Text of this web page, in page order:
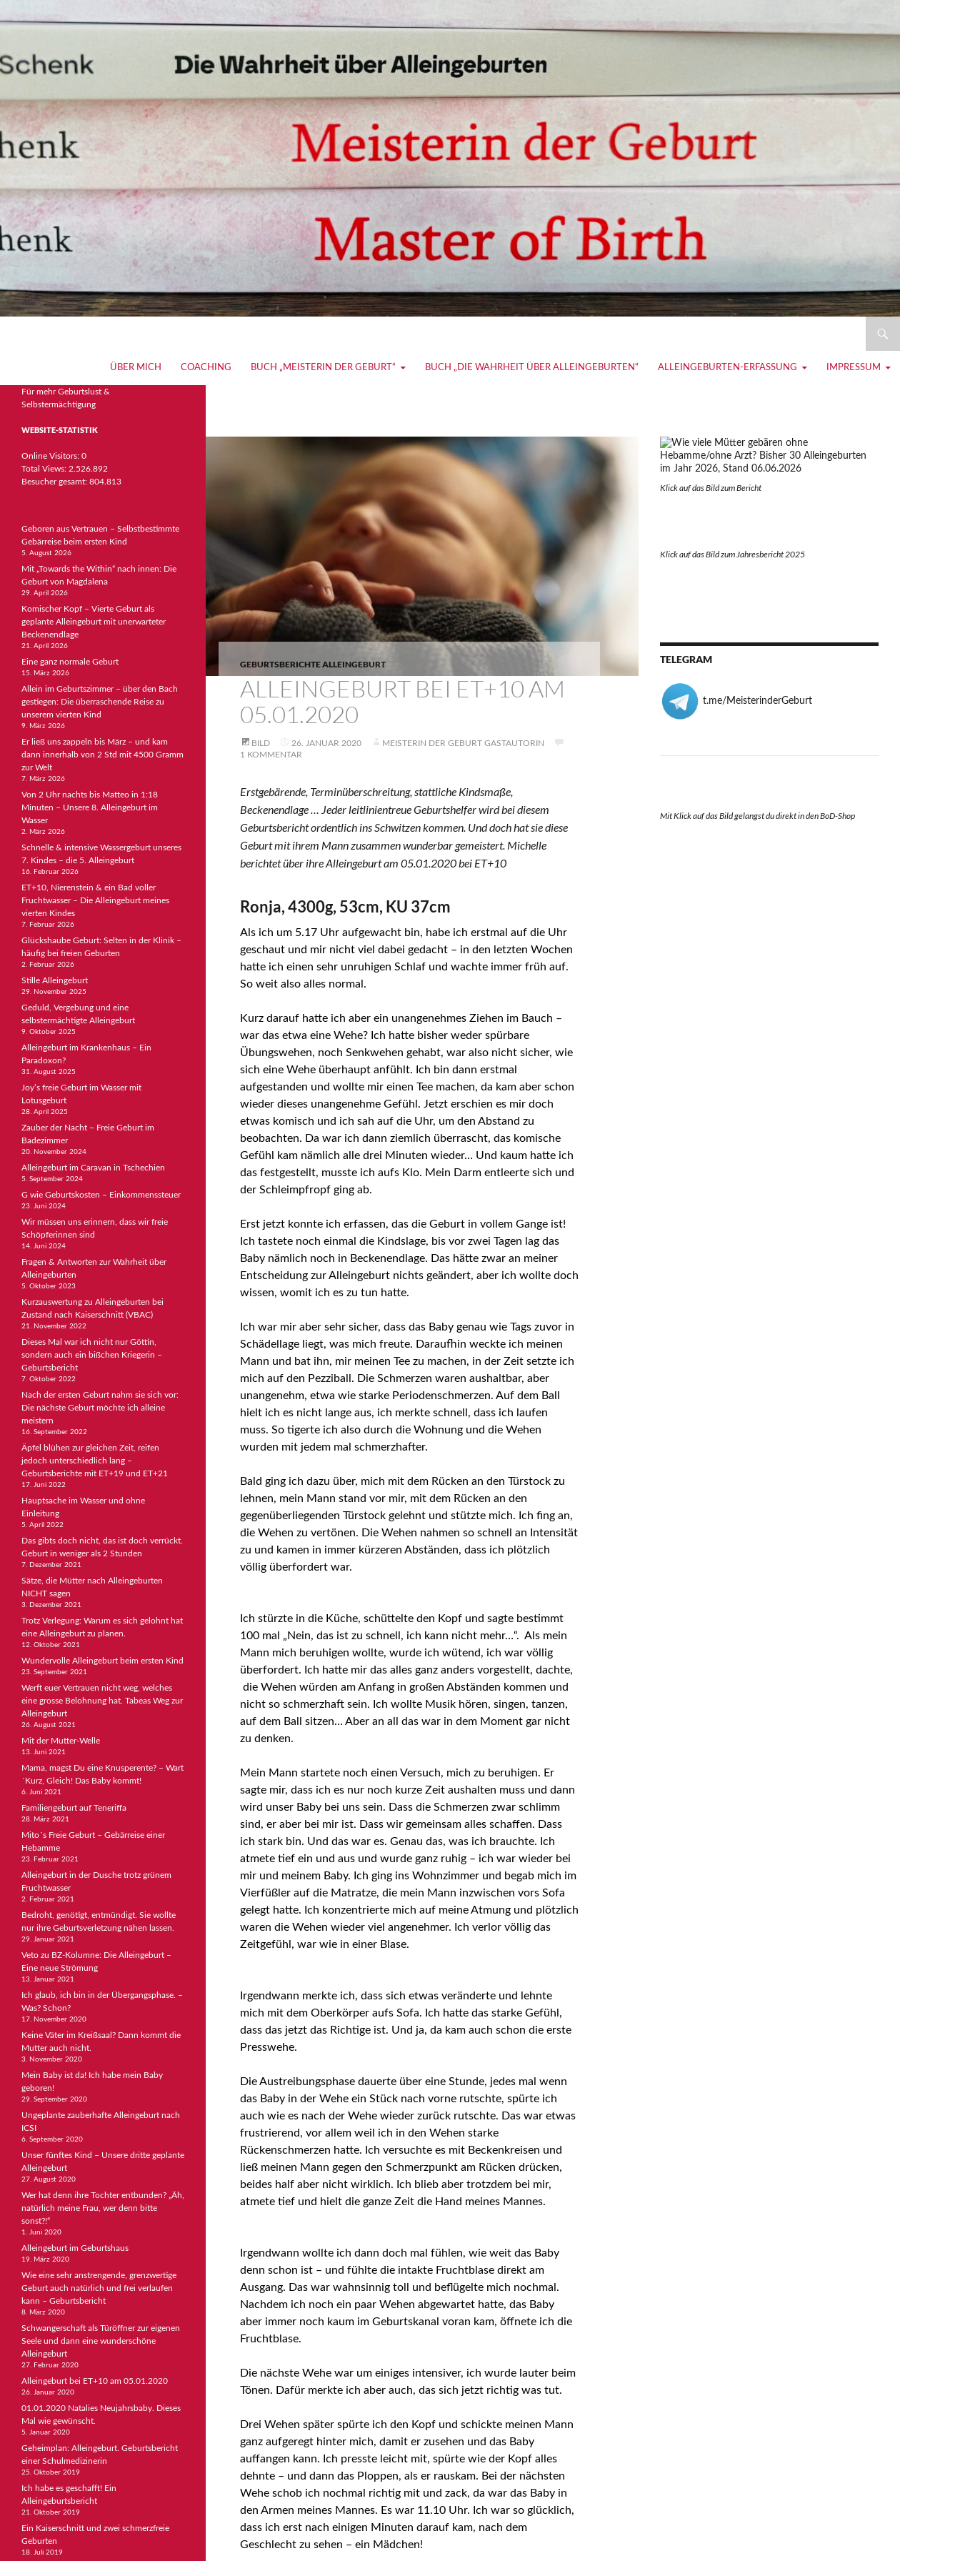
ÜBER MICH
COACHING BUCH „MEISTERIN DER GEBURT“ BUCH „DIE WAHRHEIT ÜBER ALLEINGEBURTEN“ ALLEINGEBURTEN-ERFASSUNG IMPRESSUM
GEBURTSBERICHTE ALLEINGEBURT
ALLEINGEBURT BEI ET+10 AM
05.01.2020
BILD 26. JANUAR 2020
MEISTERIN DER GEBURT GASTAUTORIN
1 KOMMENTAR
Erstgebärende, Terminüberschreitung, stattliche Kindsmaße,
Beckenendlage … Jeder leitlinientreue Geburtshelfer wird bei diesem
Geburtsbericht ordentlich ins Schwitzen kommen. Und doch hat sie diese
Geburt mit ihrem Mann zusammen wunderbar gemeistert. Michelle
berichtet über ihre Alleingeburt am 05.01.2020 bei ET+10
Ronja, 4300g, 53cm, KU 37cm
Als ich um 5.17 Uhr aufgewacht bin, habe ich erstmal auf die Uhr
geschaut und mir nicht viel dabei gedacht – in den letzten Wochen
hatte ich einen sehr unruhigen Schlaf und wachte immer früh auf.
So weit also alles normal.
Kurz darauf hatte ich aber ein unangenehmes Ziehen im Bauch –
war das etwa eine Wehe? Ich hatte bisher weder spürbare
Übungswehen, noch Senkwehen gehabt, war also nicht sicher, wie
sich eine Wehe überhaupt anfühlt. Ich bin dann erstmal
aufgestanden und wollte mir einen Tee machen, da kam aber schon
wieder dieses unangenehme Gefühl. Jetzt erschien es mir doch
etwas komisch und ich sah auf die Uhr, um den Abstand zu
beobachten. Da war ich dann ziemlich überrascht, das komische
Gefühl kam nämlich alle drei Minuten wieder… Und kaum hatte ich
das festgestellt, musste ich aufs Klo. Mein Darm entleerte sich und
der Schleimpfropf ging ab.
Erst jetzt konnte ich erfassen, das die Geburt in vollem Gange ist!
Ich tastete noch einmal die Kindslage, bis vor zwei Tagen lag das
Baby nämlich noch in Beckenendlage. Das hätte zwar an meiner
Entscheidung zur Alleingeburt nichts geändert, aber ich wollte doch
wissen, womit ich es zu tun hatte.
Ich war mir aber sehr sicher, dass das Baby genau wie Tags zuvor in
Schädellage liegt, was mich freute. Daraufhin weckte ich meinen
Mann und bat ihn, mir meinen Tee zu machen, in der Zeit setzte ich
mich auf den Pezziball. Die Schmerzen waren aushaltbar, aber
unangenehm, etwa wie starke Periodenschmerzen. Auf dem Ball
hielt ich es nicht lange aus, ich merkte schnell, dass ich laufen
muss. So tigerte ich also durch die Wohnung und die Wehen
wurden mit jedem mal schmerzhafter.
Bald ging ich dazu über, mich mit dem Rücken an den Türstock zu
lehnen, mein Mann stand vor mir, mit dem Rücken an den
gegenüberliegenden Türstock gelehnt und stützte mich. Ich fing an,
die Wehen zu vertönen. Die Wehen nahmen so schnell an Intensität
zu und kamen in immer kürzeren Abständen, dass ich plötzlich
völlig überfordert war.
Ich stürzte in die Küche, schüttelte den Kopf und sagte bestimmt
100 mal „Nein, das ist zu schnell, ich kann nicht mehr…“. Als mein
Mann mich beruhigen wollte, wurde ich wütend, ich war völlig
überfordert. Ich hatte mir das alles ganz anders vorgestellt, dachte,
die Wehen würden am Anfang in großen Abständen kommen und
nicht so schmerzhaft sein. Ich wollte Musik hören, singen, tanzen,
auf dem Ball sitzen… Aber an all das war in dem Moment gar nicht
zu denken.
Mein Mann startete noch einen Versuch, mich zu beruhigen. Er
sagte mir, dass ich es nur noch kurze Zeit aushalten muss und dann
wird unser Baby bei uns sein. Dass die Schmerzen zwar schlimm
sind, er aber bei mir ist. Dass wir gemeinsam alles schaffen. Dass
ich stark bin. Und das war es. Genau das, was ich brauchte. Ich
atmete tief ein und aus und wurde ganz ruhig – ich war wieder bei
mir und meinem Baby. Ich ging ins Wohnzimmer und begab mich im
Vierfüßler auf die Matratze, die mein Mann inzwischen vors Sofa
gelegt hatte. Ich konzentrierte mich auf meine Atmung und plötzlich
waren die Wehen wieder viel angenehmer. Ich verlor völlig das
Zeitgefühl, war wie in einer Blase.
Irgendwann merkte ich, dass sich etwas veränderte und lehnte
mich mit dem Oberkörper aufs Sofa. Ich hatte das starke Gefühl,
dass das jetzt das Richtige ist. Und ja, da kam auch schon die erste
Presswehe.
Die Austreibungsphase dauerte über eine Stunde, jedes mal wenn
das Baby in der Wehe ein Stück nach vorne rutschte, spürte ich
auch wie es nach der Wehe wieder zurück rutschte. Das war etwas
frustrierend, vor allem weil ich in den Wehen starke
Rückenschmerzen hatte. Ich versuchte es mit Beckenkreisen und
ließ meinen Mann gegen den Schmerzpunkt am Rücken drücken,
beides half aber nicht wirklich. Ich blieb aber trotzdem bei mir,
atmete tief und hielt die ganze Zeit die Hand meines Mannes.
Irgendwann wollte ich dann doch mal fühlen, wie weit das Baby
denn schon ist – und fühlte die intakte Fruchtblase direkt am
Ausgang. Das war wahnsinnig toll und beflügelte mich nochmal.
Nachdem ich noch ein paar Wehen abgewartet hatte, das Baby
aber immer noch kaum im Geburtskanal voran kam, öffnete ich die
Fruchtblase.
Die nächste Wehe war um einiges intensiver, ich wurde lauter beim
Tönen. Dafür merkte ich aber auch, das sich jetzt richtig was tut.
Drei Wehen später spürte ich den Kopf und schickte meinen Mann
ganz aufgeregt hinter mich, damit er zusehen und das Baby
auffangen kann. Ich presste leicht mit, spürte wie der Kopf alles
dehnte – und dann das Ploppen, als er rauskam. Bei der nächsten
Wehe schob ich nochmal richtig mit und zack, da war das Baby in
den Armen meines Mannes. Es war 11.10 Uhr. Ich war so glücklich,
dass ich erst nach einigen Minuten darauf kam, nach dem
Geschlecht zu sehen – ein Mädchen!
Klick auf das Bild zum Bericht
Klick auf das Bild zum Jahresbericht 2025
TELEGRAM
t.me/MeisterinderGeburt
Mit Klick auf das Bild gelangst du direkt in den BoD-Shop
Für mehr Geburtslust &
Selbstermächtigung
WEBSITE-STATISTIK
Online Visitors: 0
Total Views: 2.526.892
Besucher gesamt: 804.813
Geboren aus Vertrauen – Selbstbestimmte
Gebärreise beim ersten Kind
5. August 2026
Mit „Towards the Within“ nach innen: Die
Geburt von Magdalena
29. April 2026
Komischer Kopf – Vierte Geburt als
geplante Alleingeburt mit unerwarteter
Beckenendlage
21. April 2026
Eine ganz normale Geburt
15. März 2026
Allein im Geburtszimmer – über den Bach
gestiegen: Die überraschende Reise zu
unserem vierten Kind
9. März 2026
Er ließ uns zappeln bis März – und kam
dann innerhalb von 2 Std mit 4500 Gramm
zur Welt
7. März 2026
Von 2 Uhr nachts bis Matteo in 1:18
Minuten – Unsere 8. Alleingeburt im
Wasser
2. März 2026
Schnelle & intensive Wassergeburt unseres
7. Kindes – die 5. Alleingeburt
16. Februar 2026
ET+10, Nierenstein & ein Bad voller
Fruchtwasser – Die Alleingeburt meines
vierten Kindes
7. Februar 2026
Glückshaube Geburt: Selten in der Klinik –
häufig bei freien Geburten
2. Februar 2026
Stille Alleingeburt
29. November 2025
Geduld, Vergebung und eine
selbstermächtigte Alleingeburt
9. Oktober 2025
Alleingeburt im Krankenhaus – Ein
Paradoxon?
31. August 2025
Joy’s freie Geburt im Wasser mit
Lotusgeburt
28. April 2025
Zauber der Nacht – Freie Geburt im
Badezimmer
20. November 2024
Alleingeburt im Caravan in Tschechien
5. September 2024
G wie Geburtskosten – Einkommenssteuer
23. Juni 2024
Wir müssen uns erinnern, dass wir freie
Schöpferinnen sind
14. Juni 2024
Fragen & Antworten zur Wahrheit über
Alleingeburten
5. Oktober 2023
Kurzauswertung zu Alleingeburten bei
Zustand nach Kaiserschnitt (VBAC)
21. November 2022
Dieses Mal war ich nicht nur Göttin,
sondern auch ein bißchen Kriegerin –
Geburtsbericht
7. Oktober 2022
Nach der ersten Geburt nahm sie sich vor:
Die nächste Geburt möchte ich alleine
meistern
16. September 2022
Äpfel blühen zur gleichen Zeit, reifen
jedoch unterschiedlich lang –
Geburtsberichte mit ET+19 und ET+21
17. Juni 2022
Hauptsache im Wasser und ohne
Einleitung
5. April 2022
Das gibts doch nicht, das ist doch verrückt.
Geburt in weniger als 2 Stunden
7. Dezember 2021
Sätze, die Mütter nach Alleingeburten
NICHT sagen
3. Dezember 2021
Trotz Verlegung: Warum es sich gelohnt hat
eine Alleingeburt zu planen.
12. Oktober 2021
Wundervolle Alleingeburt beim ersten Kind
23. September 2021
Werft euer Vertrauen nicht weg, welches
eine grosse Belohnung hat. Tabeas Weg zur
Alleingeburt
26. August 2021
Mit der Mutter-Welle
13. Juni 2021
Mama, magst Du eine Knusperente? – Wart
´Kurz, Gleich! Das Baby kommt!
6. Juni 2021
Familiengeburt auf Teneriffa
28. März 2021
Mito´s Freie Geburt – Gebärreise einer
Hebamme
23. Februar 2021
Alleingeburt in der Dusche trotz grünem
Fruchtwasser
2. Februar 2021
Bedroht, genötigt, entmündigt. Sie wollte
nur ihre Geburtsverletzung nähen lassen.
29. Januar 2021
Veto zu BZ-Kolumne: Die Alleingeburt –
Eine neue Strömung
13. Januar 2021
Ich glaub, ich bin in der Übergangsphase. –
Was? Schon?
17. November 2020
Keine Väter im Kreißsaal? Dann kommt die
Mutter auch nicht.
3. November 2020
Mein Baby ist da! Ich habe mein Baby
geboren!
29. September 2020
Ungeplante zauberhafte Alleingeburt nach
ICSI
6. September 2020
Unser fünftes Kind – Unsere dritte geplante
Alleingeburt
27. August 2020
Wer hat denn ihre Tochter entbunden? „Äh,
natürlich meine Frau, wer denn bitte
sonst?!“
1. Juni 2020
Alleingeburt im Geburtshaus
19. März 2020
Wie eine sehr anstrengende, grenzwertige
Geburt auch natürlich und frei verlaufen
kann – Geburtsbericht
8. März 2020
Schwangerschaft als Türöffner zur eigenen
Seele und dann eine wunderschöne
Alleingeburt
27. Februar 2020
Alleingeburt bei ET+10 am 05.01.2020
26. Januar 2020
01.01.2020 Natalies Neujahrsbaby. Dieses
Mal wie gewünscht.
5. Januar 2020
Geheimplan: Alleingeburt. Geburtsbericht
einer Schulmedizinerin
25. Oktober 2019
Ich habe es geschafft! Ein
Alleingeburtsbericht
21. Oktober 2019
Ein Kaiserschnitt und zwei schmerzfreie
Geburten
18. Juli 2019